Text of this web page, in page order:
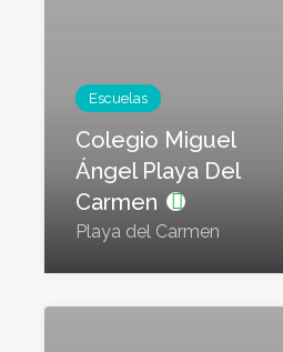
Escuelas
Colegio Miguel
Ángel Playa Del
Carmen
Playa del Carmen